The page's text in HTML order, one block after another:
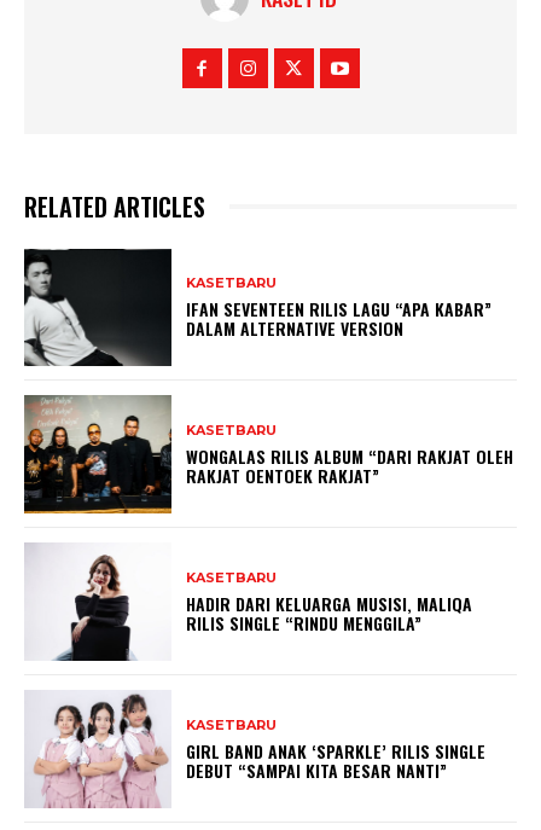
RELATED ARTICLES
KASETBARU
IFAN SEVENTEEN RILIS LAGU “APA KABAR”
DALAM ALTERNATIVE VERSION
KASETBARU
WONGALAS RILIS ALBUM “DARI RAKJAT OLEH
RAKJAT OENTOEK RAKJAT”
KASETBARU
HADIR DARI KELUARGA MUSISI, MALIQA
RILIS SINGLE “RINDU MENGGILA”
KASETBARU
GIRL BAND ANAK ‘SPARKLE’ RILIS SINGLE
DEBUT “SAMPAI KITA BESAR NANTI”